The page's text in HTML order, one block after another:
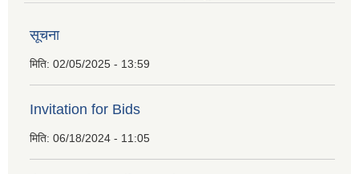
सूचना
मिति: 02/05/2025 - 13:59
Invitation for Bids
मिति: 06/18/2024 - 11:05